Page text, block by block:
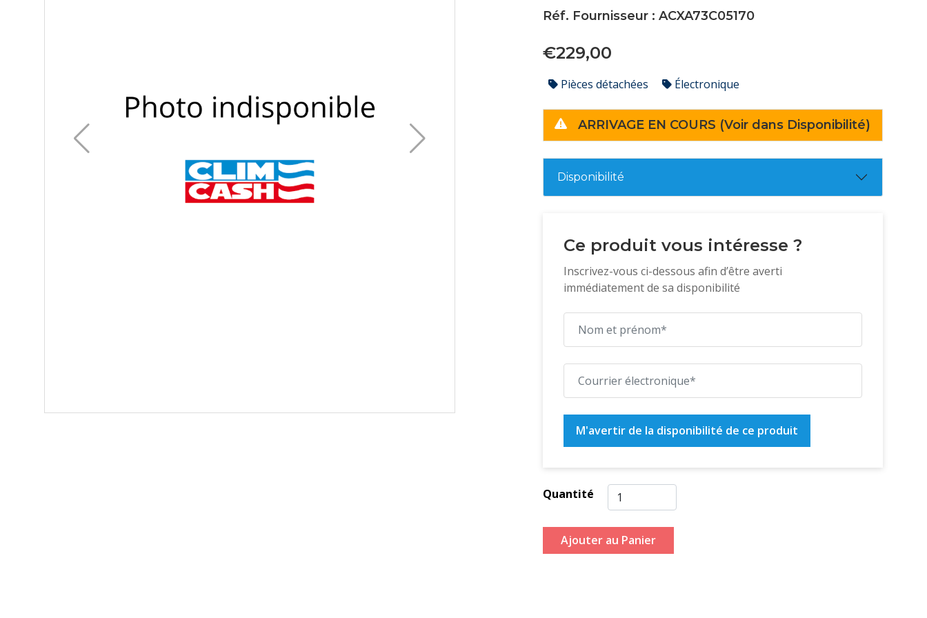
Réf. Fournisseur : ACXA73C05170
€229,00
Pièces détachées Électronique
ARRIVAGE EN COURS (Voir dans Disponibilité)
Disponibilité
Ce produit vous intéresse ?
Inscrivez-vous ci-dessous afin d’être averti
immédiatement de sa disponibilité
M'avertir de la disponibilité de ce produit
Quantité
Ajouter au Panier